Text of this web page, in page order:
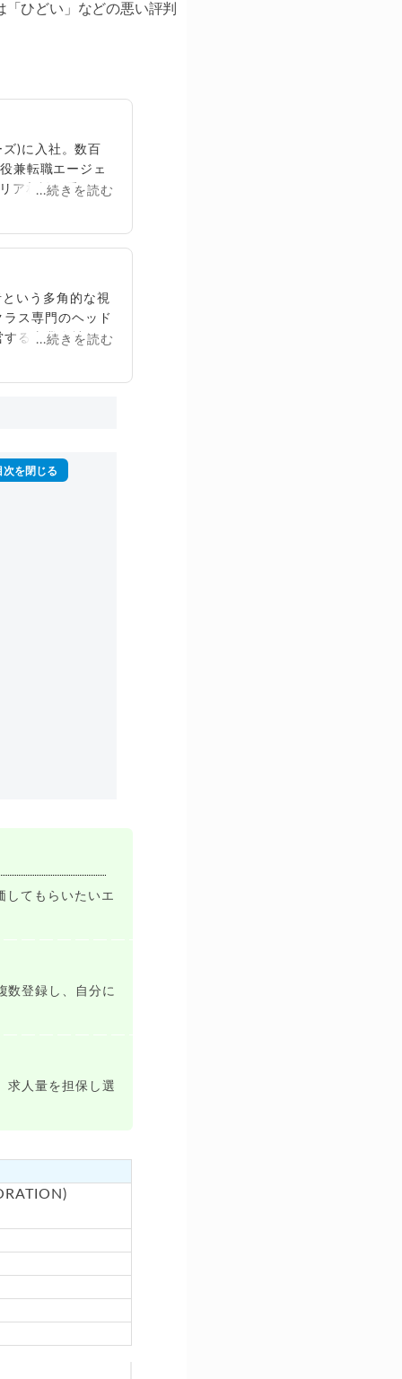
ひどい」などの悪い評判
)に入社。数百
兼転職エージェ
ア相談に乗る。
...続きを読む
いう多角的な視
ス専門のヘッド
る事業会社にお
...続きを読む
してもらいたいエ
数登録し、自分に
求人量を担保し選